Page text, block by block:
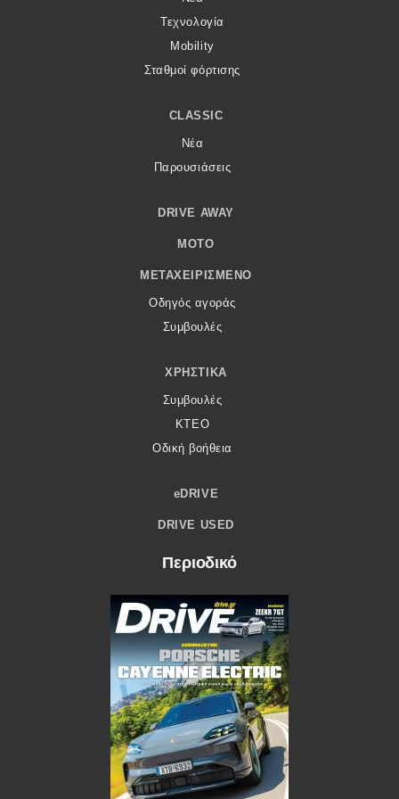
Τεχνολογία
Mobility
Σταθμοί φόρτισης
CLASSIC
Νέα
Παρουσιάσεις
DRIVE AWAY
MOTO
ΜΕΤΑΧΕΙΡΙΣΜΈΝΟ
Οδηγός αγοράς
Συμβουλές
ΧΡΗΣΤΙΚΆ
Συμβουλές
ΚΤΕΟ
Οδική βοήθεια
eDRIVE
DRIVE USED
Περιοδικό